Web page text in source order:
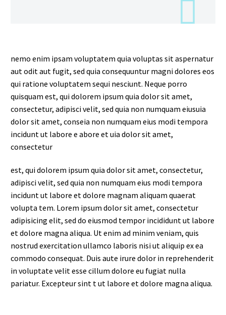
nemo enim ipsam voluptatem quia voluptas sit aspernatur
aut odit aut fugit, sed quia consequuntur magni dolores eos
qui ratione voluptatem sequi nesciunt. Neque porro
quisquam est, qui dolorem ipsum quia dolor sit amet,
consectetur, adipisci velit, sed quia non numquam eiusuia
dolor sit amet, conseia non numquam eius modi tempora
incidunt ut labore e abore et uia dolor sit amet,
consectetur
est, qui dolorem ipsum quia dolor sit amet, consectetur,
adipisci velit, sed quia non numquam eius modi tempora
incidunt ut labore et dolore magnam aliquam quaerat
volupta tem. Lorem ipsum dolor sit amet, consectetur
adipisicing elit, sed do eiusmod tempor incididunt ut labore
et dolore magna aliqua. Ut enim ad minim veniam, quis
nostrud exercitation ullamco laboris nisi ut aliquip ex ea
commodo consequat. Duis aute irure dolor in reprehenderit
in voluptate velit esse cillum dolore eu fugiat nulla
pariatur. Excepteur sint t ut labore et dolore magna aliqua.